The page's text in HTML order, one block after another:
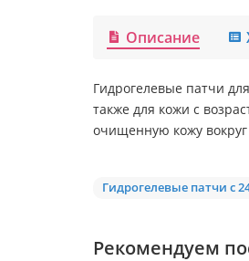
Описание
Гидрогелевые патчи
также для кожи с
очищенную кожу
Гидрогелевые патчи с
Рекомендуем